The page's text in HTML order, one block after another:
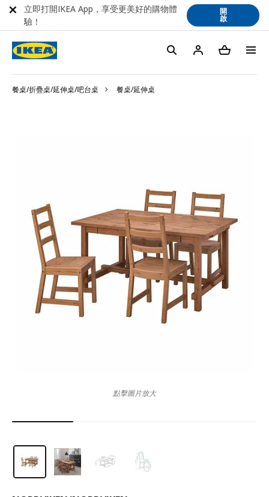
餐桌/折疊桌/延伸桌/吧台桌 餐桌/延伸桌
點擊圖片放大
立即打開IKEA App，享受更美好的購物體
驗！
開
啟